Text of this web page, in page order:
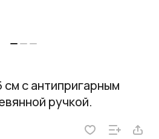
с антипригарным
ручкой.